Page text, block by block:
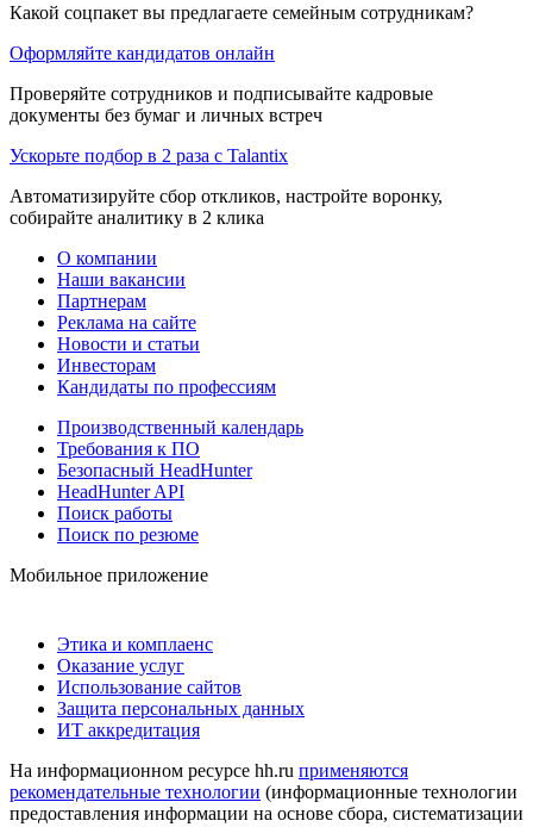
Какой соцпакет вы предлагаете семейным сотрудникам?
Оформляйте кандидатов онлайн
Проверяйте сотрудников и подписывайте кадровые
документы без бумаг и личных встреч
Ускорьте подбор в 2 раза с Talantix
Автоматизируйте сбор откликов, настройте воронку,
собирайте аналитику в 2 клика
О компании
Наши вакансии
Партнерам
Реклама на сайте
Новости и статьи
Инвесторам
Кандидаты по профессиям
Производственный календарь
Требования к ПО
Безопасный HeadHunter
HeadHunter API
Поиск работы
Поиск по резюме
Мобильное приложение
Этика и комплаенс
Оказание услуг
Использование сайтов
Защита персональных данных
ИТ аккредитация
На информационном ресурсе hh.ru применяются
рекомендательные технологии (информационные технологии
предоставления информации на основе сбора, систематизации